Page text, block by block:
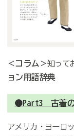
＜コラム＞知って
ョン用語辞典
●Part3 古着の
アメリカ・ヨーロ